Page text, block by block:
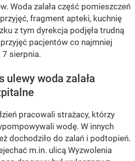
Woda zalała część pomieszczeń
fragment apteki, kuchnię
z tym dyrekcja podjęła trudną
pacjentów co najmniej
sierpnia.
ulewy woda zalała
pracowali strażacy, którzy
wodę. W innych
dochodziło do zalań i podtopień.
m.in. ulicą Wyzwolenia